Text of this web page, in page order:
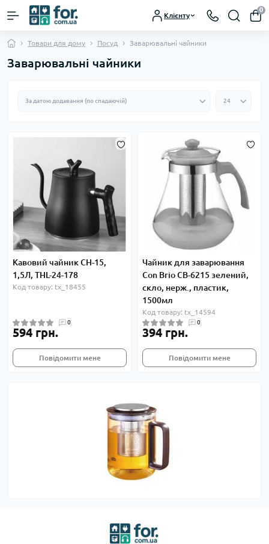
Клієнту
0
Товари для дому Посуд Заварювальні чайники
Заварювальні чайники
Кавовий чайник CH-15,
1,5Л, THL-24-178
Код товару: tx_18455
0
594 грн.
Повідомити мене
Чайник для заварювання
Con Brio СВ-6215 зелений,
скло, нерж., пластик,
1500мл
Код товару: tx_14594
0
394 грн.
Повідомити мене